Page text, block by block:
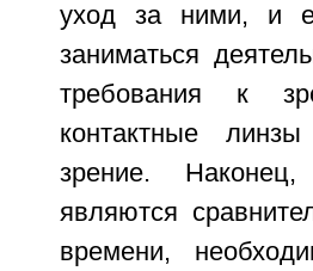
уход за ними, и
заниматься
требования к
контактные
зрение.
являются
времени,